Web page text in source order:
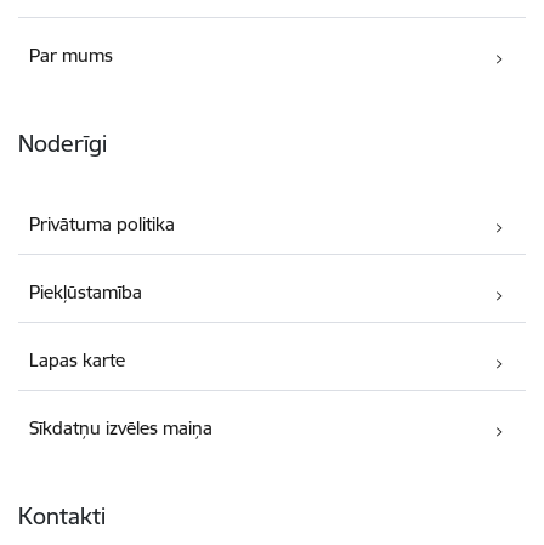
Par mums
Noderīgi
Privātuma politika
Piekļūstamība
Lapas karte
Sīkdatņu izvēles maiņa
Kontakti